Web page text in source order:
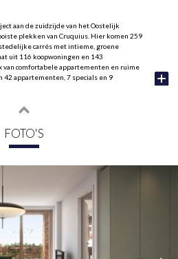
aan de zuidzijde van het Oostelijk
plekken van Cruquius. Hier komen 259
carrés met intieme, groene
uit 116 koopwoningen en 143
van comfortabele appartementen en ruime
42 appartementen, 7 specials en 9
woonblokken liggen rond groene
autoluwe kade met zicht op het water. Of je
balkon, een stadswoning met een eigen
licht, comfortabel en slim ingedeeld. Er is
met een praktische
een groot balkon of terras. De meeste
op het zuiden en grote ramen die
63 tot 88 m². In de ondergelegen
FOTO'S